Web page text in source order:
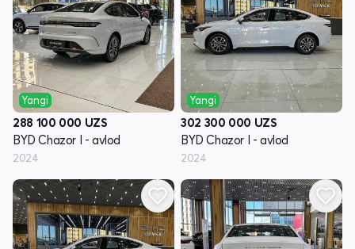
Yangi
288 100 000 UZS
BYD Chazor I - avlod
2024
Yangi
302 300 000 UZS
BYD Chazor I - avlod
2024